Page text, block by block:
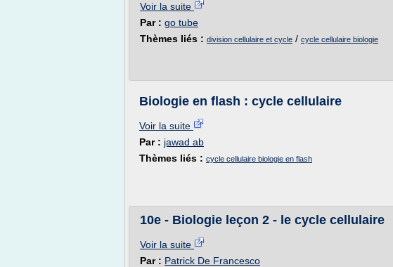
Voir la suite
Par : go tube
Thèmes liés : division cellulaire et cycle / cycle cellulaire biologie
Biologie en flash : cycle cellulaire
Voir la suite
Par : jawad ab
Thèmes liés : cycle cellulaire biologie en flash
10e - Biologie leçon 2 - le cycle cellulaire
Voir la suite
Par : Patrick De Francesco